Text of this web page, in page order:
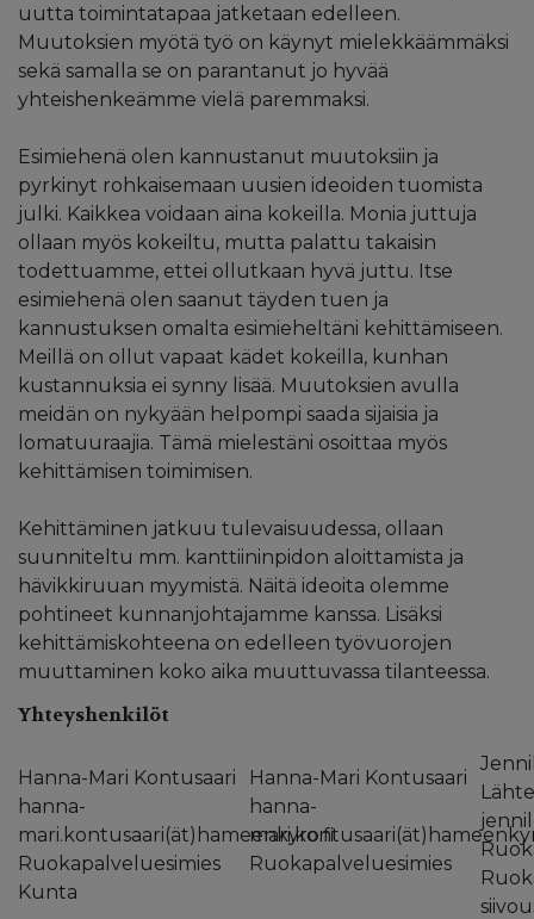
uutta toimintatapaa jatketaan edelleen.
Muutoksien myötä työ on käynyt mielekkäämmäksi
sekä samalla se on parantanut jo hyvää
yhteishenkeämme vielä paremmaksi.
Esimiehenä olen kannustanut muutoksiin ja
pyrkinyt rohkaisemaan uusien ideoiden tuomista
julki. Kaikkea voidaan aina kokeilla. Monia juttuja
ollaan myös kokeiltu, mutta palattu takaisin
todettuamme, ettei ollutkaan hyvä juttu. Itse
esimiehenä olen saanut täyden tuen ja
kannustuksen omalta esimieheltäni kehittämiseen.
Meillä on ollut vapaat kädet kokeilla, kunhan
kustannuksia ei synny lisää. Muutoksien avulla
meidän on nykyään helpompi saada sijaisia ja
lomatuuraajia. Tämä mielestäni osoittaa myös
kehittämisen toimimisen.
Kehittäminen jatkuu tulevaisuudessa, ollaan
suunniteltu mm. kanttiininpidon aloittamista ja
hävikkiruuan myymistä. Näitä ideoita olemme
pohtineet kunnanjohtajamme kanssa. Lisäksi
kehittämiskohteena on edelleen työvuorojen
muuttaminen koko aika muuttuvassa tilanteessa.
Yhteyshenkilöt
Hanna-Mari Kontusaari
hanna-
mari.kontusaari(ät)hameenkyro.fi
Ruokapalveluesimies
Kunta
Hanna-Mari Kontusaari
hanna-
Ruokapalveluesimies